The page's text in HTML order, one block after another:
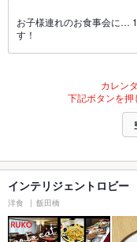
お子様連れのお食事会に…
す！
カレン
下記ボタンを押
インテリジェントロビ
洋食 飯田橋